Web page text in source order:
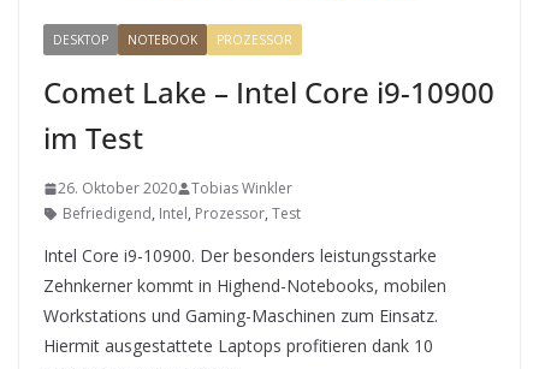
DESKTOP NOTEBOOK PROZESSOR
Comet Lake – Intel Core i9-10900
im Test
26. Oktober 2020
Tobias Winkler
Befriedigend, Intel, Prozessor, Test
Intel Core i9-10900. Der besonders leistungsstarke
Zehnkerner kommt in Highend-Notebooks, mobilen
Workstations und Gaming-Maschinen zum Einsatz.
Hiermit ausgestattete Laptops profitieren dank 10